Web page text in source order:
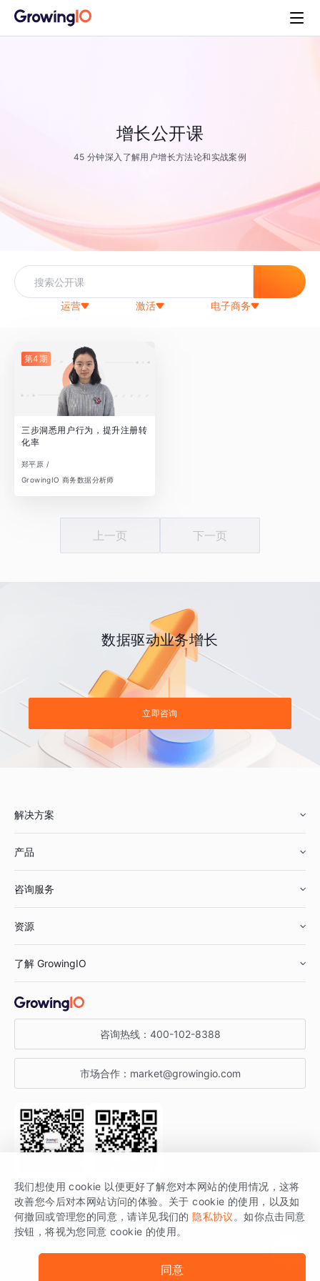
增长公开课
45 分钟深入了解用户增长方法论和实战案例
运营 激活 电子商务
第4期
三步洞悉用户行为，提升注册转
化率
郑平原 /
GrowingIO 商务数据分析师
上一页 下一页
数据驱动业务增长
立即咨询
解决方案
鞋服行业
汽车行业
金融行业
产品
智能运营
获客分析
咨询服务
资源
增长公开课
增长博客
开发者文档
SDK 文档
场景指南
了解 GrowingIO
关于 GrowingIO
增长大会
行业活动
咨询热线： 400-102-8388
市场合作： market@growingio.com
关注公众号 获取更多干货
GrowingIO 是专注于数据智能分析与增长的品牌，核心平台为 GrowingIO
分析云。
版权所有 © 北京易数科技有限公司
我们想使用 cookie 以便更好了解您对本网站的使用情况，这将
改善您今后对本网站访问的体验。关于 cookie 的使用，以及如
何撤回或管理您的同意，请详见我们的 隐私协议 。如你点击同意
按钮，将视为您同意 cookie 的使用。
同意